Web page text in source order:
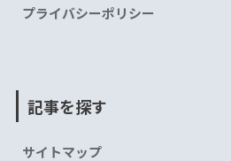
プライバシーポリシー
記事を探す
サイトマップ